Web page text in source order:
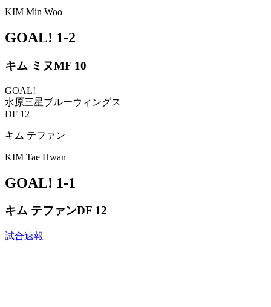
KIM Min Woo
GOAL! 1-2
キム ミヌMF 10
GOAL!
水原三星ブルーウィングス
DF 12
キム テファン
KIM Tae Hwan
GOAL! 1-1
キム テファンDF 12
試合速報